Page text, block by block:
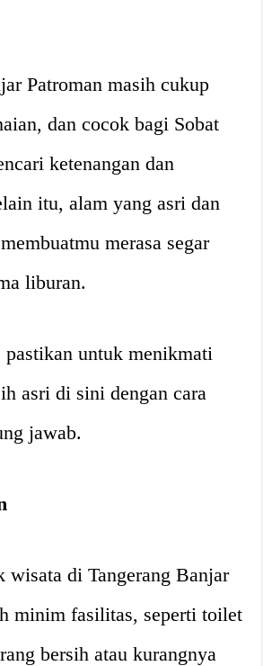
Patroman masih cukup
dan cocok bagi Sobat
ketenangan dan
itu, alam yang asri dan
merasa segar
liburan.
pastikan untuk menikmati
asri di sini dengan cara
jawab.
wisata di Tangerang Banjar
minim fasilitas, seperti toilet
bersih atau kurangnya